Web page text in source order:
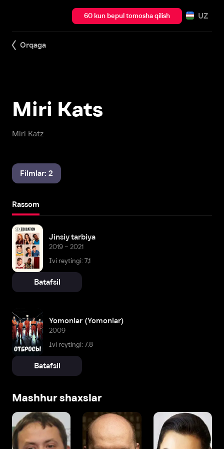
60 kun bepul tomosha qilish UZ
Orqaga
Miri Katz
Miri Kats
Filmlar: 2
Rassom
Jinsiy tarbiya
2019 – 2021
Ivi reytingi: 7,1
Batafsil
Yomonlar (Yomonlar)
2009
Ivi reytingi: 7,8
Batafsil
Mashhur shaxslar